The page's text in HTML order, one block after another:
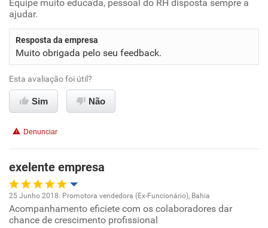
Benefícios
Recomenda esta empresa
Recomenda a diretoria
Equipe muito educada, pessoal do RH disposta sempre a
ajudar.
Resposta da empresa
Muito obrigada pelo seu feedback.
Esta avaliação foi útil?
Sim Não
Denunciar
exelente empresa
Oportunidade de promoção
25 Junho 2018. Promotora vendedora (Ex-Funcionário), Bahia
Acompanhamento eficiete com os colaboradores dar
chance de crescimento profissional